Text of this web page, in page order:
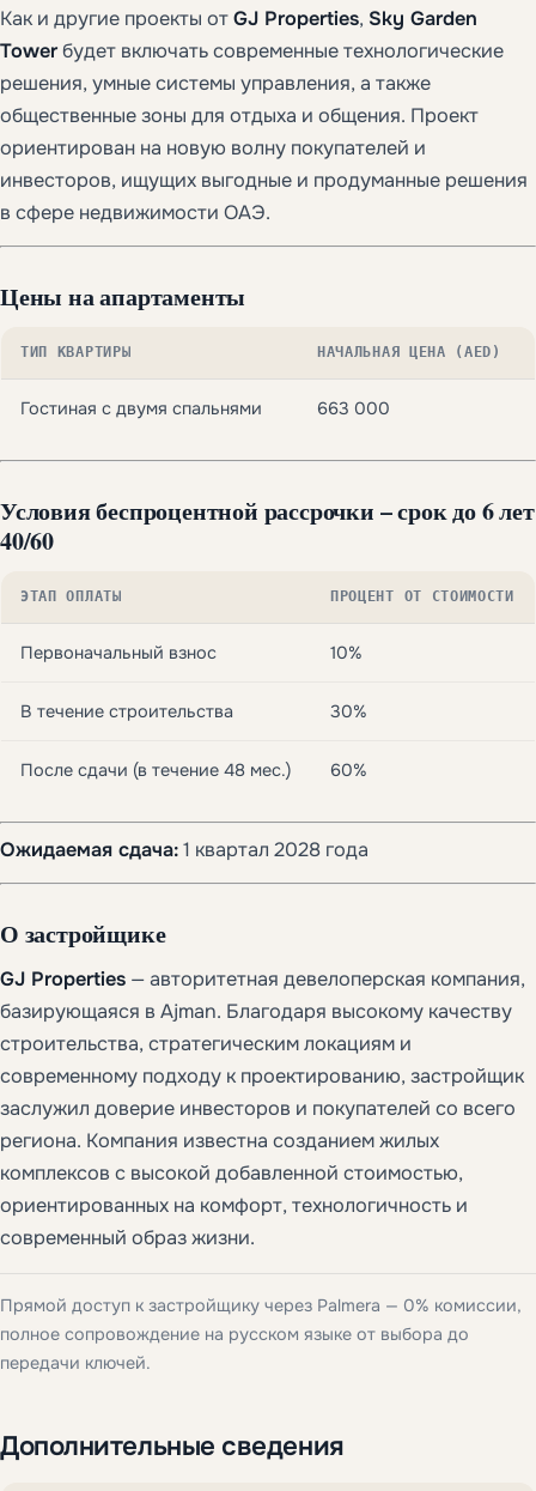
Как и другие проекты отGJ Properties, Sky Garden
Towerбудет включать современные технологические
решения, умные системы управления, а также
общественные зоны для отдыха и общения. Проект
ориентирован на новую волну покупателей и
инвесторов, ищущих выгодные и продуманные решения
в сфере недвижимости ОАЭ.
Цены на апартаменты
ТИП КВАРТИРЫ НАЧАЛЬНАЯ ЦЕНА (AED)
Гостиная с двумя спальнями 663 000
Условия беспроцентной рассрочки – срок до 6 лет
40/60
ЭТАП ОПЛАТЫ ПРОЦЕНТ ОТ СТОИМОСТИ
Первоначальный взнос 10%
В течение строительства 30%
После сдачи (в течение 48 мес.) 60%
Ожидаемая сдача:1 квартал 2028 года
О застройщике
GJ Properties — авторитетная девелоперская компания,
базирующаяся в Ajman. Благодаря высокому качеству
строительства, стратегическим локациям и
современному подходу к проектированию, застройщик
заслужил доверие инвесторов и покупателей со всего
региона. Компания известна созданием жилых
комплексов с высокой добавленной стоимостью,
ориентированных на комфорт, технологичность и
современный образ жизни.
Прямой доступ к застройщику через Palmera — 0% комиссии,
полное сопровождение на русском языке от выбора до
передачи ключей.
Дополнительные сведения